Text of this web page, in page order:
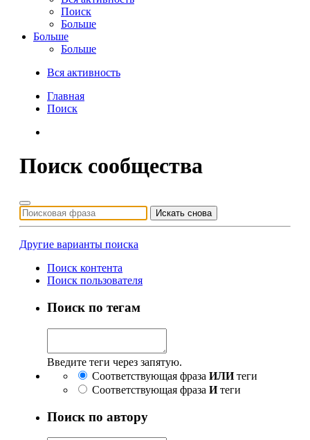
Поиск
Больше
Больше
Больше
Вся активность
Главная
Поиск
Поиск сообщества
Искать снова
Другие варианты поиска
Поиск контента
Поиск пользователя
Поиск по тегам
Введите теги через запятую.
Соответствующая фраза ИЛИтеги
Соответствующая фраза Итеги
Поиск по автору